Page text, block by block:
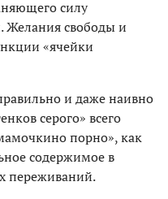
силу
Желания свободы и
«ячейки
и даже наивно
серого» всего
порно», как
содержимое в
переживаний.